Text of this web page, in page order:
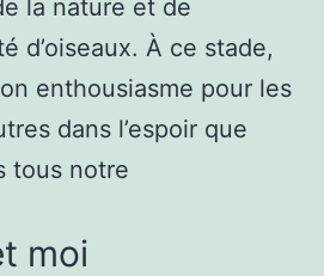
la nature et de
d’oiseaux. À ce stade,
enthousiasme pour les
dans l’espoir que
tous notre
moi